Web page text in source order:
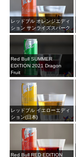
レッドブル オレンジエディ
ション サンライズスパーク
Red Bull SUMMER
EDITION 2021 Dragon
Fruit
レッドブル イエローエディ
ション(日本)
Red Bull RED EDITION